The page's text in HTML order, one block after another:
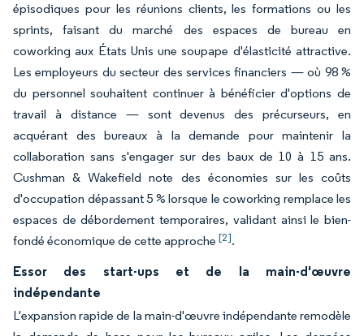
épisodiques pour les réunions clients, les formations ou les
sprints, faisant du marché des espaces de bureau en
coworking aux États Unis une soupape d'élasticité attractive.
Les employeurs du secteur des services financiers — où 98 %
du personnel souhaitent continuer à bénéficier d'options de
travail à distance — sont devenus des précurseurs, en
acquérant des bureaux à la demande pour maintenir la
collaboration sans s'engager sur des baux de 10 à 15 ans.
Cushman & Wakefield note des économies sur les coûts
d'occupation dépassant 5 % lorsque le coworking remplace les
espaces de débordement temporaires, validant ainsi le bien-
fondé économique de cette approche [2].
Essor des start-ups et de la main-d'œuvre
indépendante
L'expansion rapide de la main-d'œuvre indépendante remodèle